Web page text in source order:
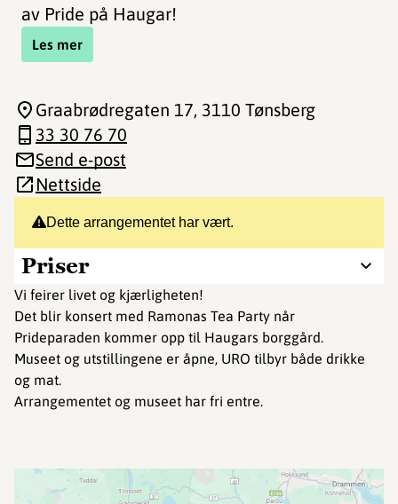
av Pride på Haugar!
Les mer
Dette arrangementet har vært.
Priser
Vi feirer livet og kjærligheten!
Det blir konsert med Ramonas Tea Party når
Prideparaden kommer opp til Haugars borggård.
Museet og utstillingene er åpne, URO tilbyr både drikke
og mat.
Arrangementet og museet har fri entre.
Graabrødregaten 17, 3110 Tønsberg
33 30 76 70
Send e-post
Nettside